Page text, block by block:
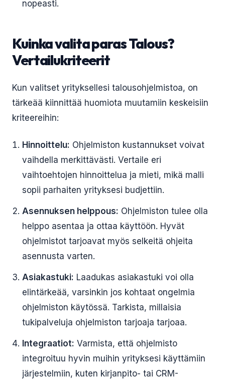
nopeasti.
Kuinka valita paras Talous?
Vertailukriteerit
Kun valitset yrityksellesi talousohjelmistoa, on
tärkeää kiinnittää huomiota muutamiin keskeisiin
kriteereihin:
Hinnoittelu: Ohjelmiston kustannukset voivat
vaihdella merkittävästi. Vertaile eri
vaihtoehtojen hinnoittelua ja mieti, mikä malli
sopii parhaiten yrityksesi budjettiin.
Asennuksen helppous: Ohjelmiston tulee olla
helppo asentaa ja ottaa käyttöön. Hyvät
ohjelmistot tarjoavat myös selkeitä ohjeita
asennusta varten.
Asiakastuki: Laadukas asiakastuki voi olla
elintärkeää, varsinkin jos kohtaat ongelmia
ohjelmiston käytössä. Tarkista, millaisia
tukipalveluja ohjelmiston tarjoaja tarjoaa.
Integraatiot: Varmista, että ohjelmisto
integroituu hyvin muihin yrityksesi käyttämiin
järjestelmiin, kuten kirjanpito- tai CRM-